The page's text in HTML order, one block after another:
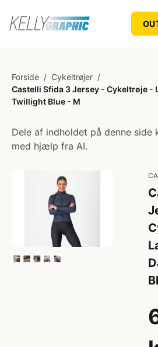
Forside / Cykeltrøjer /
Castelli Sfida 3 Jersey - Cykeltrøje -
Twillight Blue - M
Dele af indholdet på denne side
med hjælp fra AI.